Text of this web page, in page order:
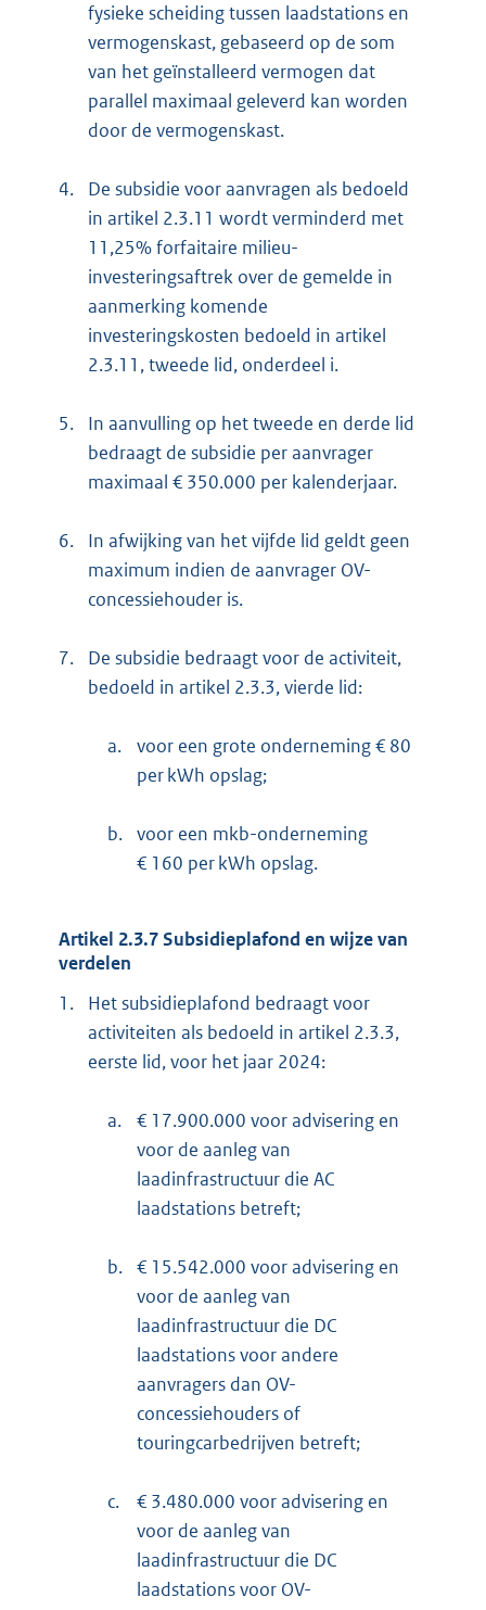
fysieke scheiding tussen laadstations en
vermogenskast, gebaseerd op de som
van het geïnstalleerd vermogen dat
parallel maximaal geleverd kan worden
door de vermogenskast.
4.
De subsidie voor aanvragen als bedoeld
in artikel 2.3.11 wordt verminderd met
11,25% forfaitaire milieu-
investeringsaftrek over de gemelde in
aanmerking komende
investeringskosten bedoeld in artikel
2.3.11, tweede lid, onderdeel i.
5.
In aanvulling op het tweede en derde lid
bedraagt de subsidie per aanvrager
maximaal € 350.000 per kalenderjaar.
6.
In afwijking van het vijfde lid geldt geen
maximum indien de aanvrager OV-
concessiehouder is.
7.
De subsidie bedraagt voor de activiteit,
bedoeld in artikel 2.3.3, vierde lid:
a.
voor een grote onderneming € 80
per kWh opslag;
b. voor een mkb-onderneming
€ 160 per kWh opslag.
Artikel 2.3.7 Subsidieplafond en wijze van
verdelen
1.
Het subsidieplafond bedraagt voor
activiteiten als bedoeld in artikel 2.3.3,
eerste lid, voor het jaar 2024:
a.
€ 17.900.000 voor advisering en
voor de aanleg van
laadinfrastructuur die AC
laadstations betreft;
b. € 15.542.000 voor advisering en
voor de aanleg van
laadinfrastructuur die DC
laadstations voor andere
aanvragers dan OV-
concessiehouders of
touringcarbedrijven betreft;
c.
€ 3.480.000 voor advisering en
voor de aanleg van
laadinfrastructuur die DC
laadstations voor OV-